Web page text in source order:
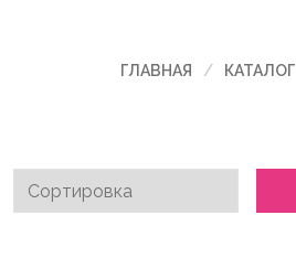
ГЛАВНАЯ КАТАЛОГ